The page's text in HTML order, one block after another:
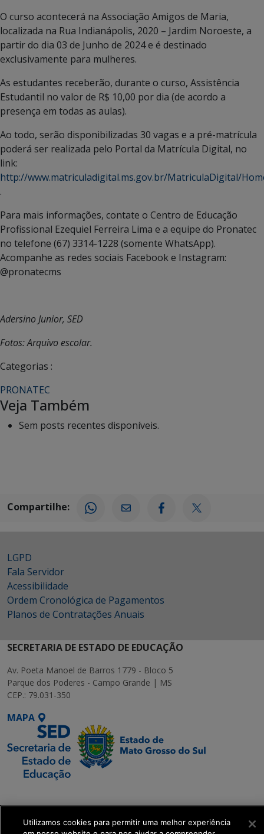
O curso acontecerá na Associação Amigos de Maria,
localizada na Rua Indianápolis, 2020 – Jardim Noroeste, a
partir do dia 03 de Junho de 2024 e é destinado
exclusivamente para mulheres.
As estudantes receberão, durante o curso, Assistência
Estudantil no valor de R$ 10,00 por dia (de acordo a
presença em todas as aulas).
Ao todo, serão disponibilizadas 30 vagas e a pré-matrícula
poderá ser realizada pelo Portal da Matrícula Digital, no
link:
http://www.matriculadigital.ms.gov.br/MatriculaDigital/
.
Para mais informações, contate o Centro de Educação
Profissional Ezequiel Ferreira Lima e a equipe do Pronatec
no telefone (67) 3314-1228 (somente WhatsApp).
Acompanhe as redes sociais Facebook e Instagram:
@pronatecms
Adersino Junior, SED
Fotos: Arquivo escolar.
Categorias :
PRONATEC
Veja Também
Sem posts recentes disponíveis.
Compartilhe:
LGPD
Fala Servidor
Acessibilidade
Ordem Cronológica de Pagamentos
Planos de Contratações Anuais
SECRETARIA DE ESTADO DE EDUCAÇÃO
Av. Poeta Manoel de Barros 1779 - Bloco 5
Parque dos Poderes - Campo Grande | MS
CEP.: 79.031-350
MAPA
Executiva de
Transformação Digital
Utilizamos cookies para permitir uma melhor experiência